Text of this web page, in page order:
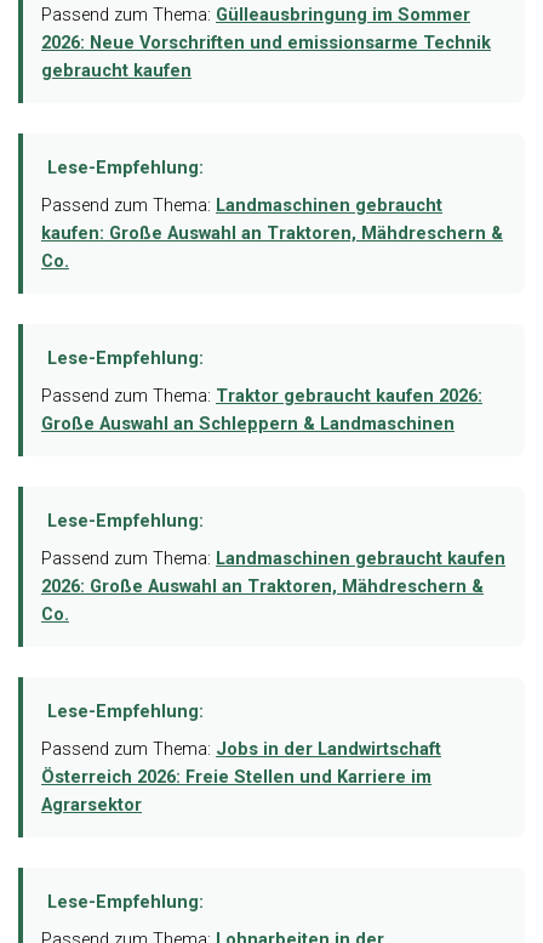
Passend zum Thema: Gülleausbringung im Sommer
2026: Neue Vorschriften und emissionsarme Technik
gebraucht kaufen
Lese-Empfehlung:
Passend zum Thema: Landmaschinen gebraucht
kaufen: Große Auswahl an Traktoren, Mähdreschern &
Co.
Lese-Empfehlung:
Passend zum Thema: Traktor gebraucht kaufen 2026:
Große Auswahl an Schleppern & Landmaschinen
Lese-Empfehlung:
Passend zum Thema: Landmaschinen gebraucht kaufen
2026: Große Auswahl an Traktoren, Mähdreschern &
Co.
Lese-Empfehlung:
Passend zum Thema: Jobs in der Landwirtschaft
Österreich 2026: Freie Stellen und Karriere im
Agrarsektor
Lese-Empfehlung: